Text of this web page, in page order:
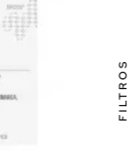
FILTROS